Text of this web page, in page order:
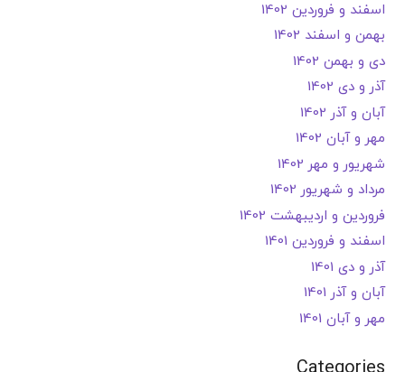
اسفند و فروردین 1402
بهمن و اسفند 1402
دی و بهمن 1402
آذر و دی 1402
آبان و آذر 1402
مهر و آبان 1402
شهریور و مهر 1402
مرداد و شهریور 1402
فروردین و اردیبهشت 1402
اسفند و فروردین 1401
آذر و دی 1401
آبان و آذر 1401
مهر و آبان 1401